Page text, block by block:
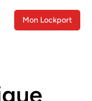
Mon Lockport